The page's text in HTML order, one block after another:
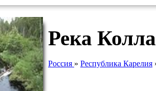
Река
Россия » Республика Карелия